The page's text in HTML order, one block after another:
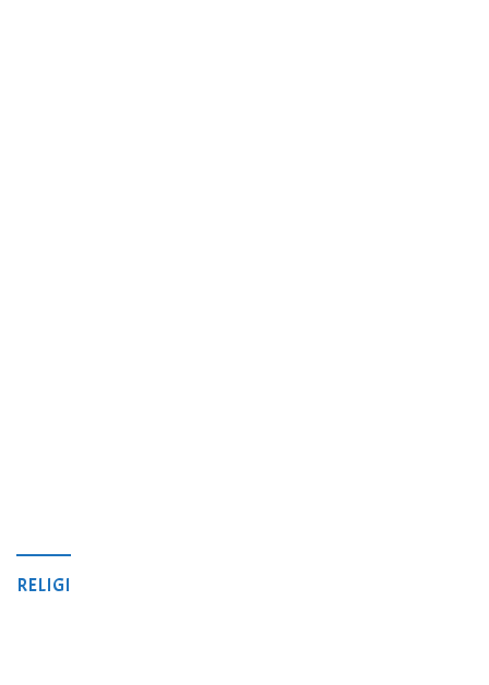
RELIGI